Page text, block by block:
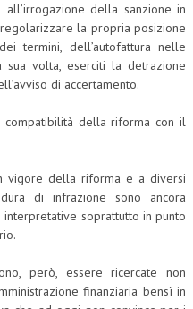
della sanzione in
la propria posizione
termini, dell’autofattura nelle
volta, eserciti la detrazione
di accertamento.
della riforma con il
vigore della riforma e a diversi
di infrazione sono ancora
soprattutto in punto
però, essere ricercate non
finanziaria bensì in